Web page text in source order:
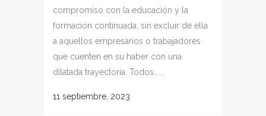
compromiso con la educación y la
formación continuada, sin excluir de ella
a aquellos empresarios o trabajadores
que cuenten en su haber con una
dilatada trayectoria. Todos......
11 septiembre, 2023